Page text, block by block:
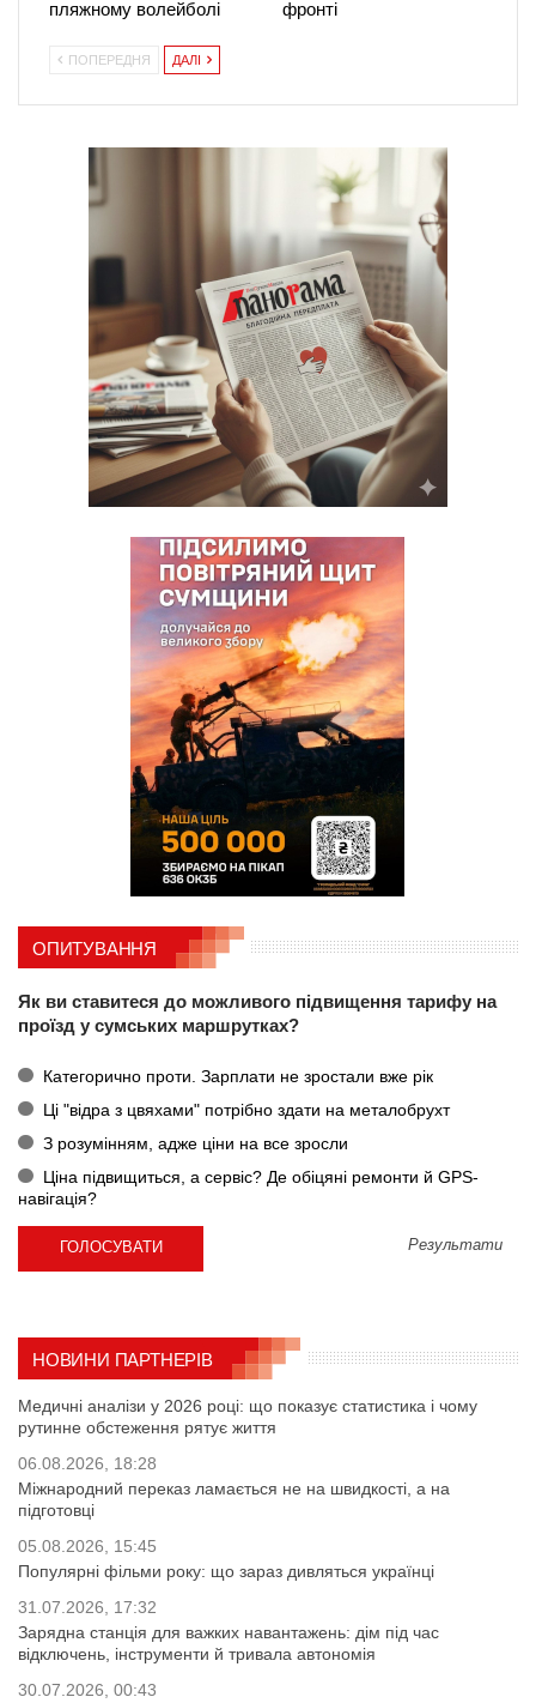
пляжному волейболі фронті
ПОПЕРЕДНЯ ДАЛІ
ОПИТУВАННЯ
Як ви ставитеся до можливого підвищення тарифу на
проїзд у сумських маршрутках?
Категорично проти. Зарплати не зростали вже рік
Ці "відра з цвяхами" потрібно здати на металобрухт
З розумінням, адже ціни на все зросли
Ціна підвищиться, а сервіс? Де обіцяні ремонти й GPS-
навігація?
Результати
НОВИНИ ПАРТНЕРІВ
Медичні аналізи у 2026 році: що показує статистика і чому
рутинне обстеження рятує життя
06.08.2026, 18:28
Міжнародний переказ ламається не на швидкості, а на
підготовці
05.08.2026, 15:45
Популярні фільми року: що зараз дивляться українці
31.07.2026, 17:32
Зарядна станція для важких навантажень: дім під час
відключень, інструменти й тривала автономія
30.07.2026, 00:43